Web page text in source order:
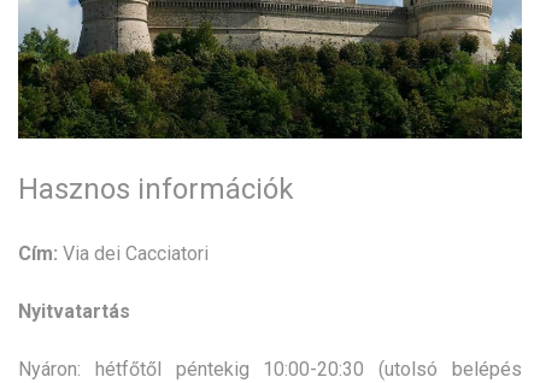
Hasznos információk
Cím: Via dei Cacciatori
Nyitvatartás
Nyáron: hétfőtől péntekig 10:00-20:30 (utolsó belépés